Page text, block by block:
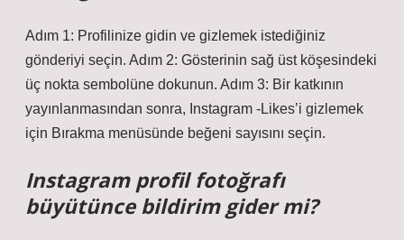
Adım 1: Profilinize gidin ve gizlemek istediğiniz
gönderiyi seçin. Adım 2: Gösterinin sağ üst köşesindeki
üç nokta sembolüne dokunun. Adım 3: Bir katkının
yayınlanmasından sonra, Instagram -Likes’i gizlemek
için Bırakma menüsünde beğeni sayısını seçin.
Instagram profil fotoğrafı
büyütünce bildirim gider mi?